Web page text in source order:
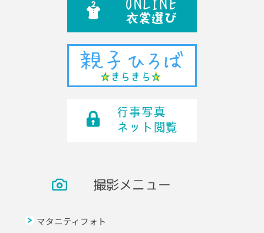
撮影メニュー
マタニティフォト